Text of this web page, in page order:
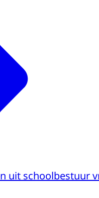
uit schoolbestuur